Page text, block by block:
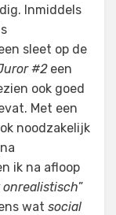
Inmiddels
sleet op de
#2een
ook goed
Met een
noodzakelijk
ik na afloop
”
wat social